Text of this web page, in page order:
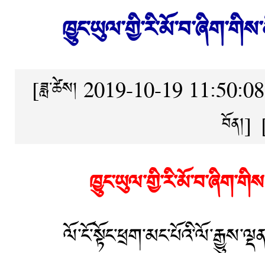
[ཟླ་ཚེས། 2019-10-19
བོན།]